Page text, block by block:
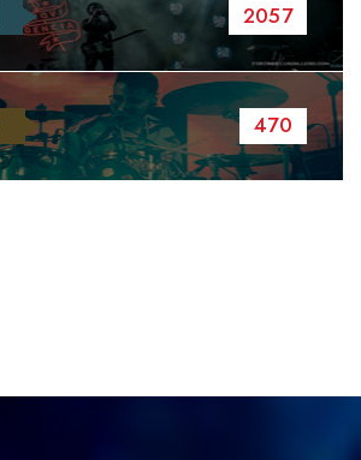
2057
470